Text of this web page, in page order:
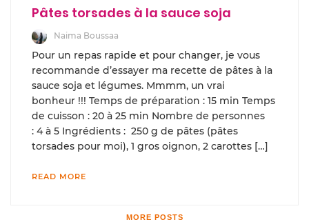
Pâtes torsades à la sauce soja
Naima Boussaa
Pour un repas rapide et pour changer, je vous
recommande d’essayer ma recette de pâtes à la
sauce soja et légumes. Mmmm, un vrai
bonheur !!! Temps de préparation : 15 min Temps
de cuisson : 20 à 25 min Nombre de personnes
: 4 à 5 Ingrédients : 250 g de pâtes (pâtes
torsades pour moi), 1 gros oignon, 2 carottes […]
READ MORE
MORE POSTS